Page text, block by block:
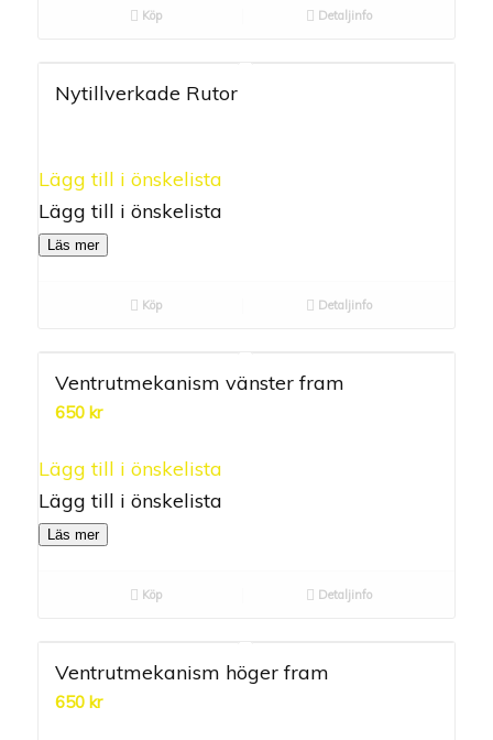
Köp Detaljinfo
Nytillverkade Rutor
Lägg till i önskelista
Lägg till i önskelista
Läs mer
Köp Detaljinfo
Ventrutmekanism vänster fram
650 kr
Lägg till i önskelista
Lägg till i önskelista
Läs mer
Köp Detaljinfo
Ventrutmekanism höger fram
650 kr